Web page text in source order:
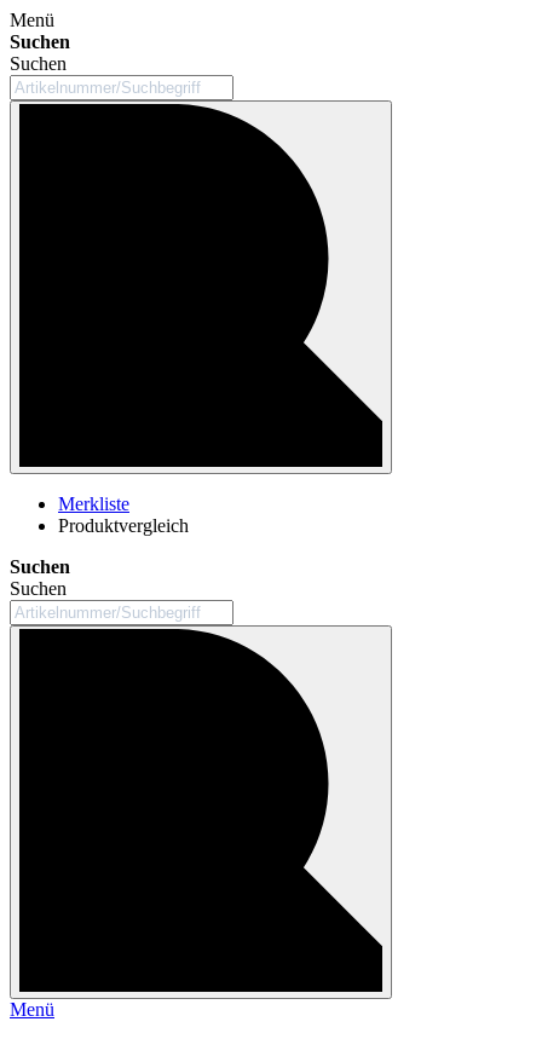
Menü
Suchen
Suchen
Merkliste
Produktvergleich
Suchen
Suchen
Menü